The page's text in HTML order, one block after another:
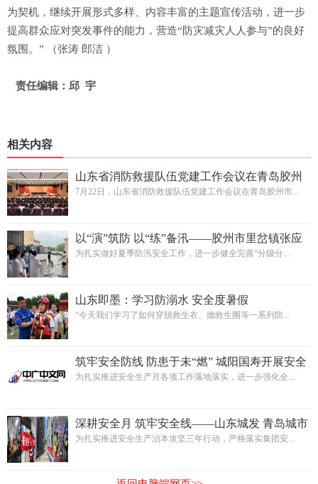
为契机，继续开展形式多样、内容丰富的主题宣传活动，进一步
提高群众应对突发事件的能力，营造“防灾减灾人人参与”的良好
氛围。” （张涛 郎洁 ）
责任编辑：邱 宇
相关内容
山东省消防救援队伍党建工作会议在青岛胶州
市召开
7月22日，山东省消防救援队伍党建工作会议在青岛胶州市...
以“演”筑防 以“练”备汛——胶州市里岔镇张应
卫生院开展防汛应急演练活动
为扎实做好夏季防汛安全工作，进一步健全完善“分级分...
山东即墨：学习防溺水 安全度暑假
“今天我们学习了如何穿脱救生衣、抛救生圈等一系列防...
筑牢安全防线 防患于未“燃” 城阳国寿开展安全
生产月消防演练活动
为扎实推进安全生产月各项工作落地落实，进一步强化全...
深耕安全月 筑牢安全线——山东城发 青岛城市
公司扎实推进安全生产月系列工作
为扎实推进安全生产治本攻坚三年行动，严格落实集团安...